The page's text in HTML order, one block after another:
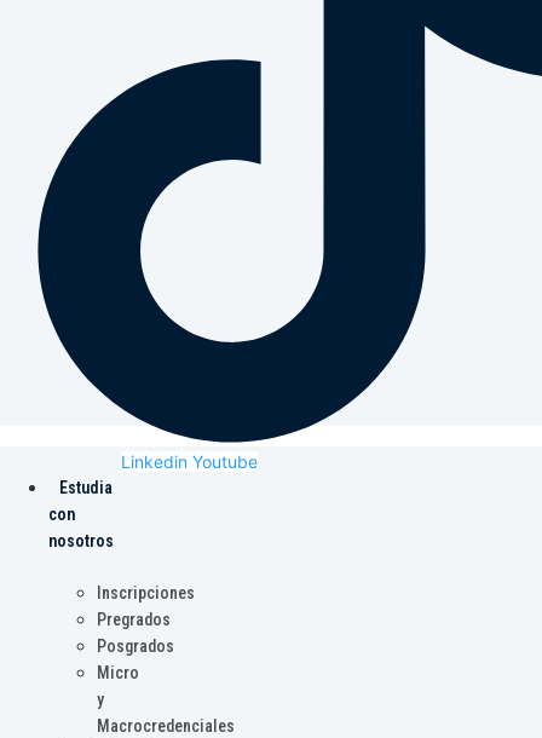
Linkedin Youtube
Estudia
con
nosotros
Inscripciones
Pregrados
Posgrados
Micro
y
Macrocredenciales